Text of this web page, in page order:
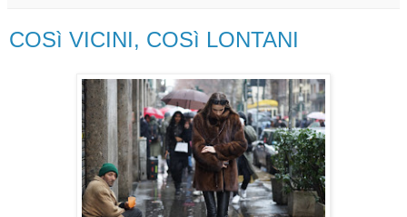
COSì VICINI, COSì LONTANI